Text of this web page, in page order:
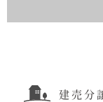
建売分